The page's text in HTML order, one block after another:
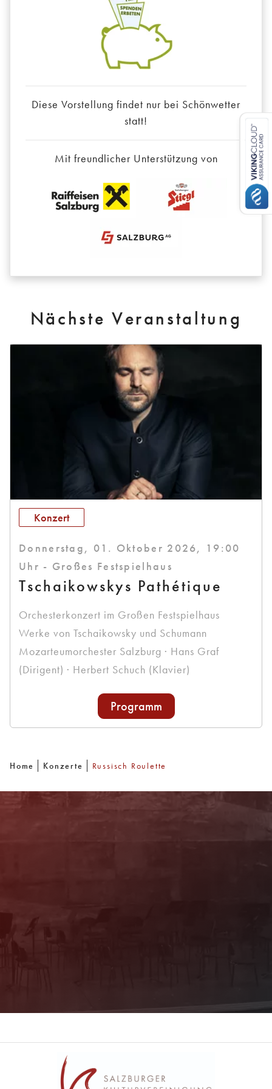
Diese Vorstellung findet nur bei Schönwetter
statt!
Mit freundlicher Unterstützung von
Nächste Veranstaltung
Konzert
Donnerstag, 01. Oktober 2026, 19:00
Uhr - Großes Festspielhaus
Tschaikowskys Pathétique
Orchesterkonzert im Großen Festspielhaus
Werke von Tschaikowsky und Schumann
Mozarteumorchester Salzburg · Hans Graf
(Dirigent) · Herbert Schuch (Klavier)
Programm
Home Konzerte Russisch Roulette